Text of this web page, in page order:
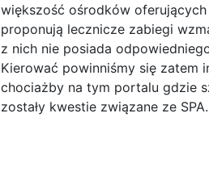
większość ośrodków
proponują lecznicze zabiegi
z nich nie posiada
Kierować powinniśmy się zatem
chociażby na tym portalu gdzie
zostały kwestie związane ze